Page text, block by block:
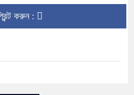
করুন :